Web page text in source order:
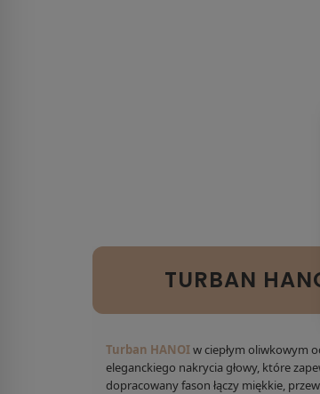
TURBAN
Turban HANOIw ciepłym oliwkowym
eleganckiego nakrycia głowy, które
dopracowany fason łączy miękkie,